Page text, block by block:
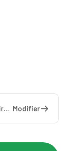
Panneau de remplissage d'armoire | WSTP010 Modifier